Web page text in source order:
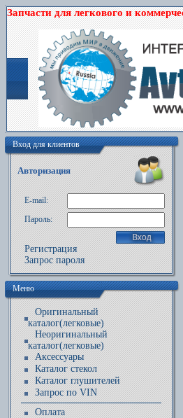
Запчасти для легкового и
Вход для клиентов
Авторизация
E-mail:
Пароль:
Регистрация
Запрос пароля
Меню
Оригинальный
каталог(легковые)
Неоригинальный
каталог(легковые)
Аксессуары
Каталог стекол
Каталог глушителей
Запрос по VIN
Оплата